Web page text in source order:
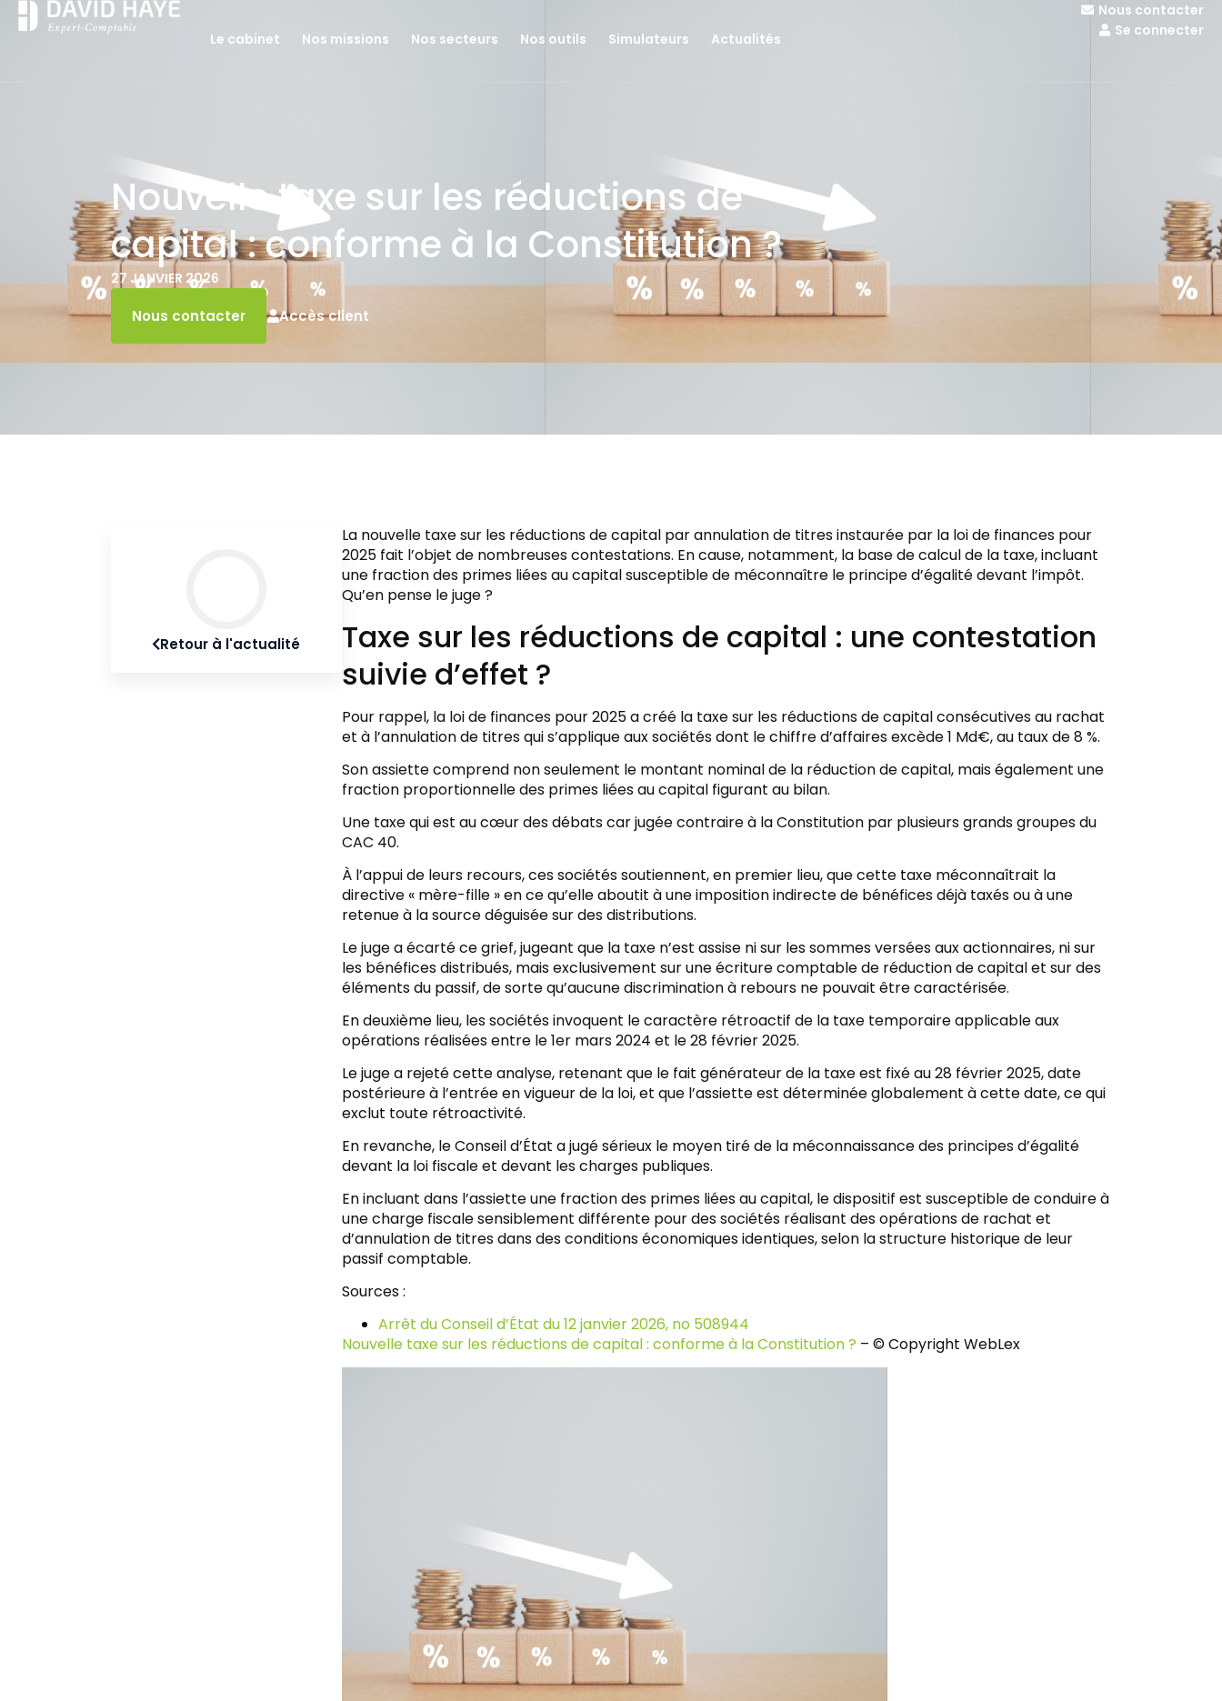
Le cabinet Nos missions Nos secteurs Nos outils Simulateurs Actualités
Nous contacter
Se connecter
Nouvelle taxe sur les réductions de
capital : conforme à la Constitution ?
27 JANVIER 2026
Nous contacter Accès client
Retour à l'actualité
La nouvelle taxe sur les réductions de capital par annulation de titres instaurée par la loi de finances pour
2025 fait l’objet de nombreuses contestations. En cause, notamment, la base de calcul de la taxe, incluant
une fraction des primes liées au capital susceptible de méconnaître le principe d’égalité devant l’impôt.
Qu’en pense le juge ?
Taxe sur les réductions de capital : une contestation
suivie d’effet ?
Pour rappel, la loi de finances pour 2025 a créé la taxe sur les réductions de capital consécutives au rachat
et à l’annulation de titres qui s’applique aux sociétés dont le chiffre d’affaires excède 1 Md€, au taux de 8 %.
Son assiette comprend non seulement le montant nominal de la réduction de capital, mais également une
fraction proportionnelle des primes liées au capital figurant au bilan.
Une taxe qui est au cœur des débats car jugée contraire à la Constitution par plusieurs grands groupes du
CAC 40.
À l’appui de leurs recours, ces sociétés soutiennent, en premier lieu, que cette taxe méconnaîtrait la
directive « mère-fille » en ce qu’elle aboutit à une imposition indirecte de bénéfices déjà taxés ou à une
retenue à la source déguisée sur des distributions.
Le juge a écarté ce grief, jugeant que la taxe n’est assise ni sur les sommes versées aux actionnaires, ni sur
les bénéfices distribués, mais exclusivement sur une écriture comptable de réduction de capital et sur des
éléments du passif, de sorte qu’aucune discrimination à rebours ne pouvait être caractérisée.
En deuxième lieu, les sociétés invoquent le caractère rétroactif de la taxe temporaire applicable aux
opérations réalisées entre le 1er mars 2024 et le 28 février 2025.
Le juge a rejeté cette analyse, retenant que le fait générateur de la taxe est fixé au 28 février 2025, date
postérieure à l’entrée en vigueur de la loi, et que l’assiette est déterminée globalement à cette date, ce qui
exclut toute rétroactivité.
En revanche, le Conseil d’État a jugé sérieux le moyen tiré de la méconnaissance des principes d’égalité
devant la loi fiscale et devant les charges publiques.
En incluant dans l’assiette une fraction des primes liées au capital, le dispositif est susceptible de conduire à
une charge fiscale sensiblement différente pour des sociétés réalisant des opérations de rachat et
d’annulation de titres dans des conditions économiques identiques, selon la structure historique de leur
passif comptable.
Sources :
Arrêt du Conseil d’État du 12 janvier 2026, no 508944
Nouvelle taxe sur les réductions de capital : conforme à la Constitution ? – © Copyright WebLex